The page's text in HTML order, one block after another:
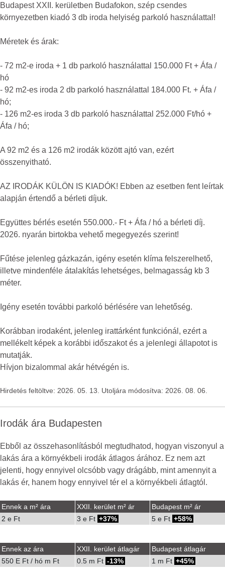
Budapest XXII. kerületben Budafokon, szép csendes
környezetben kiadó 3 db iroda helyiség parkoló használattal!
Méretek és árak:
- 72 m2-e iroda + 1 db parkoló használattal 150.000 Ft + Áfa /
hó
- 92 m2-es iroda 2 db parkoló használattal 184.000 Ft. + Áfa /
hó;
- 126 m2-es iroda 3 db parkoló használattal 252.000 Ft/hó +
Áfa / hó;
A 92 m2 és a 126 m2 irodák között ajtó van, ezért
összenyitható.
AZ IRODÁK KÜLÖN IS KIADÓK! Ebben az esetben fent leírtak
alapján értendő a bérleti díjuk.
Együttes bérlés esetén 550.000.- Ft + Áfa / hó a bérleti díj.
2026. nyarán birtokba vehető megegyezés szerint!
Fűtése jelenleg gázkazán, igény esetén klíma felszerelhető,
illetve mindenféle átalakítás lehetséges, belmagasság kb 3
méter.
Igény esetén további parkoló bérlésére van lehetőség.
Korábban irodaként, jelenleg irattárként funkciónál, ezért a
mellékelt képek a korábbi időszakot és a jelenlegi állapotot is
mutatják.
Hívjon bizalommal akár hétvégén is.
Hirdetés feltöltve: 2026. 05. 13. Utoljára módosítva: 2026. 08. 06.
Irodák ára Budapesten
Ebből az összehasonlításból megtudhatod, hogyan viszonyul a
lakás ára a környékbeli irodák átlagos árához. Ez nem azt
jelenti, hogy ennyivel olcsóbb vagy drágább, mint amennyit a
lakás ér, hanem hogy ennyivel tér el a környékbeli átlagtól.
Ennek a m² ára XXII. kerület m² ár
Budapest m² ár
2 e Ft
3 e Ft 37% 5 e Ft 58%
Ennek az ára XXII. kerület átlagár
Budapest átlagár
550 E Ft / hó m Ft
0.5 m Ft -13% 1 m Ft 45%